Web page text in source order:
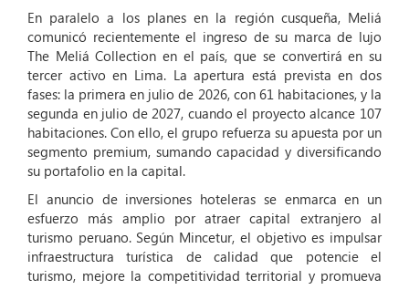
En paralelo a los planes en la región cusqueña, Meliá
comunicó recientemente el ingreso de su marca de lujo
The Meliá Collection en el país, que se convertirá en su
tercer activo en Lima. La apertura está prevista en dos
fases: la primera en julio de 2026, con 61 habitaciones, y la
segunda en julio de 2027, cuando el proyecto alcance 107
habitaciones. Con ello, el grupo refuerza su apuesta por un
segmento premium, sumando capacidad y diversificando
su portafolio en la capital.
El anuncio de inversiones hoteleras se enmarca en un
esfuerzo más amplio por atraer capital extranjero al
turismo peruano. Según Mincetur, el objetivo es impulsar
infraestructura turística de calidad que potencie el
turismo, mejore la competitividad territorial y promueva